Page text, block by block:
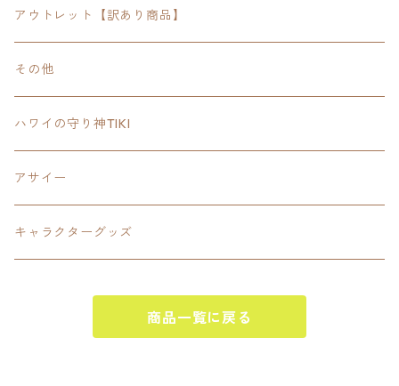
24inchオクタゴン八角形
18inch×18inchスクエア正方形
California State Routeカリフォルニア州
Interstate 州間道路型
U.S. Route国道（アメリカ）
スポーツ
ピクトグラム
ブランド
ミリタリー
ゲーム
ジャパンスタイル
FOODIE
KIDS
アウトレット【訳あり商品】
その他
ハワイの守り神TIKI
アサイー
キャラクターグッズ
商品一覧に戻る